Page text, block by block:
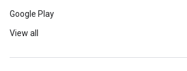
Google Play
View all